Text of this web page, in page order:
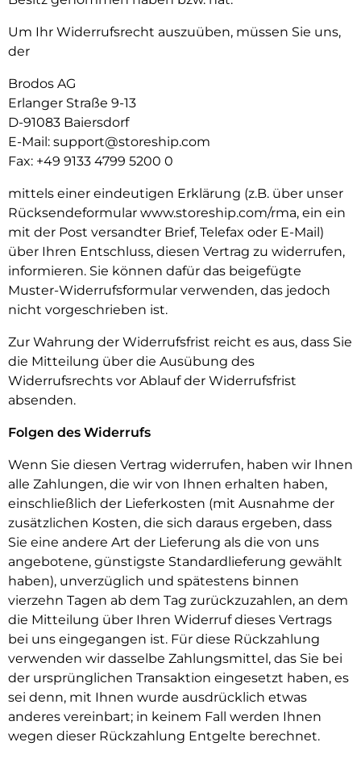
Um Ihr Widerrufsrecht auszuüben, müssen Sie uns,
der
Brodos AG
Erlanger Straße 9-13
D-91083 Baiersdorf
E-Mail: support@storeship.com
Fax: +49 9133 4799 5200 0
mittels einer eindeutigen Erklärung (z.B. über unser
Rücksendeformular www.storeship.com/rma, ein ein
mit der Post versandter Brief, Telefax oder E-Mail)
über Ihren Entschluss, diesen Vertrag zu widerrufen,
informieren. Sie können dafür das beigefügte
Muster-Widerrufsformular verwenden, das jedoch
nicht vorgeschrieben ist.
Zur Wahrung der Widerrufsfrist reicht es aus, dass Sie
die Mitteilung über die Ausübung des
Widerrufsrechts vor Ablauf der Widerrufsfrist
absenden.
Folgen des Widerrufs
Wenn Sie diesen Vertrag widerrufen, haben wir Ihnen
alle Zahlungen, die wir von Ihnen erhalten haben,
einschließlich der Lieferkosten (mit Ausnahme der
zusätzlichen Kosten, die sich daraus ergeben, dass
Sie eine andere Art der Lieferung als die von uns
angebotene, günstigste Standardlieferung gewählt
haben), unverzüglich und spätestens binnen
vierzehn Tagen ab dem Tag zurückzuzahlen, an dem
die Mitteilung über Ihren Widerruf dieses Vertrags
bei uns eingegangen ist. Für diese Rückzahlung
verwenden wir dasselbe Zahlungsmittel, das Sie bei
der ursprünglichen Transaktion eingesetzt haben, es
sei denn, mit Ihnen wurde ausdrücklich etwas
anderes vereinbart; in keinem Fall werden Ihnen
wegen dieser Rückzahlung Entgelte berechnet.